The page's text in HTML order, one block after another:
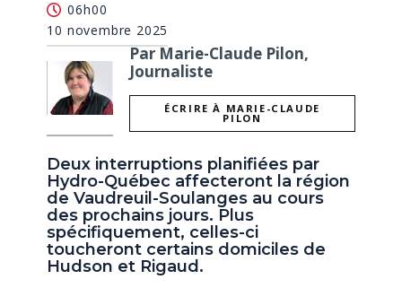
06h00
10 novembre 2025
Par Marie-Claude Pilon,
Journaliste
ÉCRIRE À MARIE-CLAUDE
PILON
Deux interruptions planifiées par
Hydro-Québec affecteront la région
de Vaudreuil-Soulanges au cours
des prochains jours. Plus
spécifiquement, celles-ci
toucheront certains domiciles de
Hudson et Rigaud.